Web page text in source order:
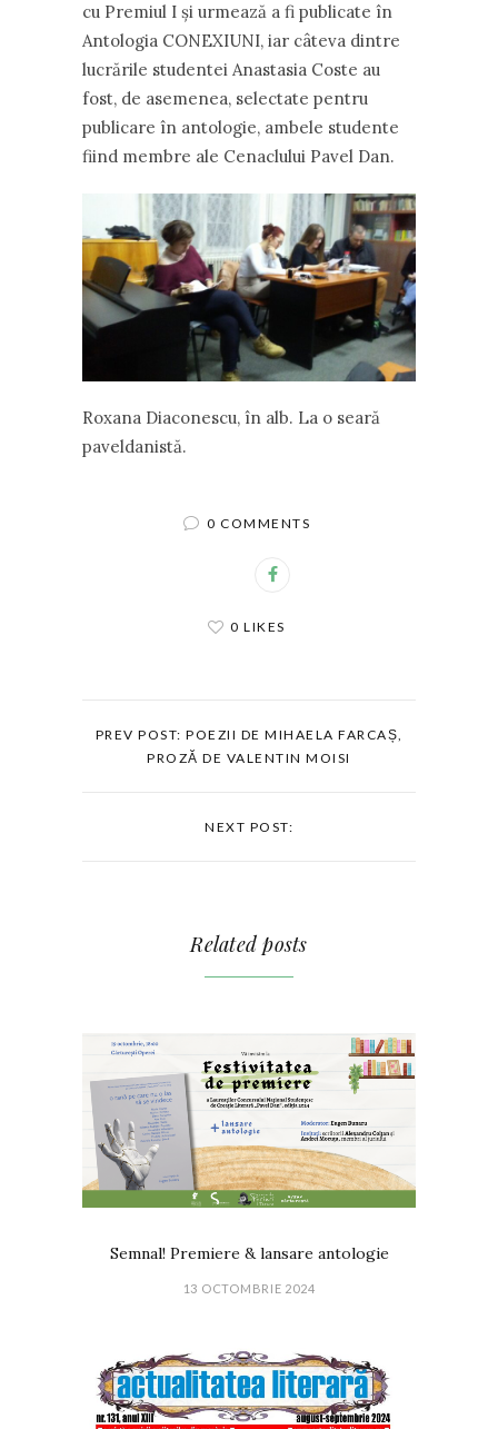
cu Premiul I și urmează a fi publicate în
Antologia CONEXIUNI, iar câteva dintre
lucrările studentei Anastasia Coste au
fost, de asemenea, selectate pentru
publicare în antologie, ambele studente
fiind membre ale Cenaclului Pavel Dan.
Roxana Diaconescu, în alb. La o seară
paveldanistă.
0 COMMENTS
0 LIKES
PREV POST: POEZII DE MIHAELA FARCAȘ,
PROZĂ DE VALENTIN MOISI
NEXT POST:
Related posts
Semnal! Premiere & lansare antologie
13 OCTOMBRIE 2024